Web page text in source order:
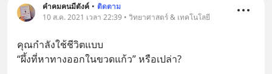
คำคมคนมีตังค์ • ติดตาม
10 ส.ค. 2021 เวลา 22:39 • วิทยาศาสตร์ & เทคโนโลยี
คุณกำลังใช้ชีวิตแบบ
“ผึ้งที่หาทางออกในขวดแก้ว” หรือเปล่า?⁣